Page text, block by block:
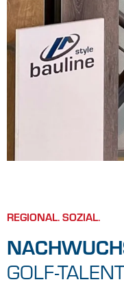
REGIONAL. SOZIAL.
GOLF-